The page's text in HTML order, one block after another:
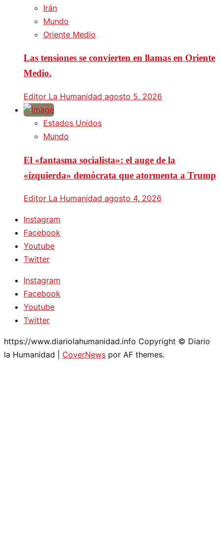
Irán
Mundo
Oriente Medio
Las tensiones se convierten en llamas en Oriente
Medio.
Editor La Humanidad agosto 5, 2026
Estados Unidos
Mundo
El «fantasma socialista»: el auge de la
«izquierda» demócrata que atormenta a Trump
Editor La Humanidad agosto 4, 2026
Instagram
Facebook
Youtube
Twitter
Instagram
Facebook
Youtube
Twitter
https://www.diariolahumanidad.info Copyright © Diario
la Humanidad
CoverNews por AF themes.